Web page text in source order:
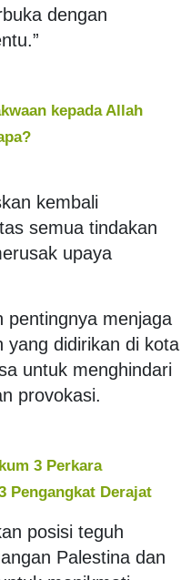
dengan
kepada Allah
kembali
semua tindakan
upaya
pentingnya menjaga
yang didirikan di kota
untuk menghindari
provokasi.
3 Perkara
Pengangkat Derajat
posisi teguh
Palestina dan